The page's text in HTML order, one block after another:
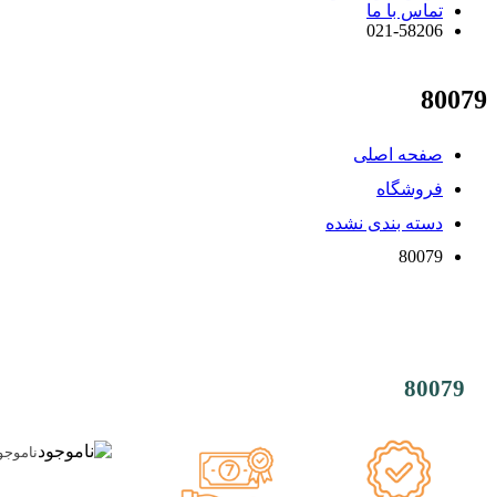
تماس با ما
021-58206
80079
صفحه اصلی
فروشگاه
دسته بندی نشده
80079
80079